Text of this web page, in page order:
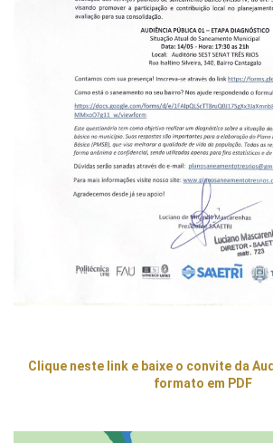
Clique neste link e baixe o convite da
formato em PDF